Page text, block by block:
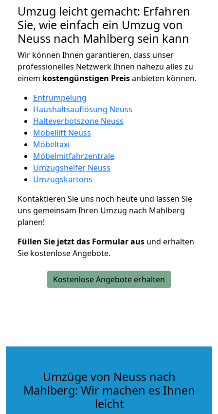
Umzug leicht gemacht: Erfahren
Sie, wie einfach ein Umzug von
Neuss nach Mahlberg sein kann
Wir können Ihnen garantieren, dass unser
professionelles Netzwerk Ihnen nahezu alles zu
einem kostengünstigen Preisanbieten können.
Entrümpelung
Haushaltsauflösung Neuss
Halteverbotszone Neuss
Möbellift Neuss
Möbeltaxi
Möbelmitfahrzentrale
Umzugshelfer Neuss
Umzugskartons
Kontaktieren Sie uns noch heute und lassen Sie
uns gemeinsam Ihren Umzug nach Mahlberg
planen!
Füllen Sie jetzt das Formular aus und erhalten
Sie kostenlose Angebote.
Kostenlose Angebote erhalten
Umzüge von Neuss nach
Mahlberg: Wir machen es Ihnen
leicht